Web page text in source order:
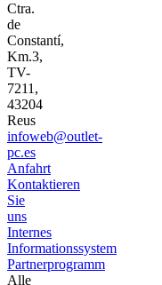
Ctra.
de
Constantí,
Km.3,
TV-
7211,
43204
Reus
infoweb@outlet-
pc.es
Anfahrt
Kontaktieren
Sie
uns
Internes
Informationssystem
Partnerprogramm
Alle